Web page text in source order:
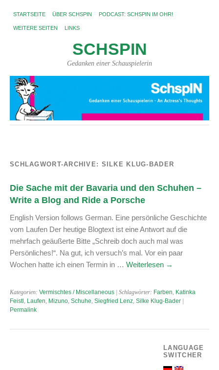
STARTSEITE ÜBER SCHSPIN PODCAST: SCHSPIN IM OHR!
WEITERE SEITEN LINKS
SCHSPIN
Gedanken einer Schauspielerin
SCHLAGWORT-ARCHIVE: SILKE KLUG-BADER
Die Sache mit der Bavaria und den Schuhen –
Write a Blog and Ride a Porsche
English Version follows German. Eine persönliche Geschichte
vom Laufen Der heutige Blogtext ist eine Antwort auf die
mehrfach geäußerte Bitte „Schreib doch auch mal was
Persönliches!“. Na gut, ich versuch’s mal. Vor ein paar
Wochen hatte ich einen Termin in … Weiterlesen →
Kategorien: Vermischtes / Miscellaneous | Schlagwörter: Farben, Katinka
Feistl , Laufen, Mizuno, Schuhe, Siegfried Lenz, Silke Klug-Bader
Permalink
LANGUAGE
SWITCHER